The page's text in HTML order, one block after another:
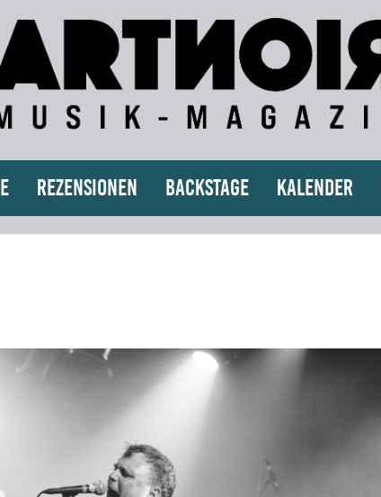
Rezensionen Backstage Kalender